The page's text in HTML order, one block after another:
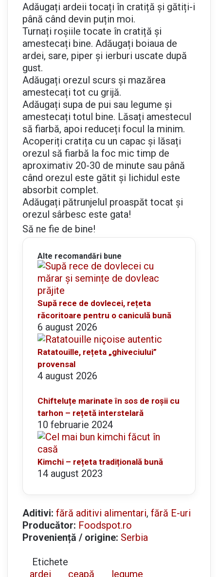
Adăugați ardeii tocați în cratiță și gătiți-i
până când devin puțin moi.
Turnați roșiile tocate în cratiță și
amestecați bine. Adăugați boiaua de
ardei, sare, piper și ierburi uscate după
gust.
Adăugați orezul scurs și mazărea
amestecați tot cu grijă.
Adăugați supa de pui sau legume și
amestecați totul bine. Lăsați amestecul
să fiarbă, apoi reduceți focul la minim.
Acoperiți cratița cu un capac și lăsați
orezul să fiarbă la foc mic timp de
aproximativ 20-30 de minute sau până
când orezul este gătit și lichidul este
absorbit complet.
Adăugați pătrunjelul proaspăt tocat și
orezul sârbesc este gata!
Să ne fie de bine!
Alte recomandări bune
Supă rece de dovlecei, rețeta
răcoritoare pentru o caniculă bună
6 august 2026
Ratatouille, rețeta „ghiveciului”
provensal
4 august 2026
Chifteluțe marinate în sos de roșii cu
tarhon – rețetă interstelară
10 februarie 2024
Kimchi – rețeta tradițională bună
14 august 2023
Aditivi: fără aditivi alimentari, fără E-uri
Producător: Foodspot.ro
Proveniență / origine: Serbia
Etichete
ardei
ceapă legume